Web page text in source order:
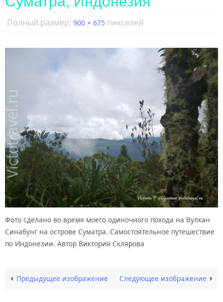
Полный размер: 900 × 675 пикселей
Фото сделано во время моего одиночного похода на Вулкан
Синабунг на острове Суматра. Самостоятельное путешествие
по Индонезии. Автор Виктория Склярова
Предыдущее изображение Следующее изображение